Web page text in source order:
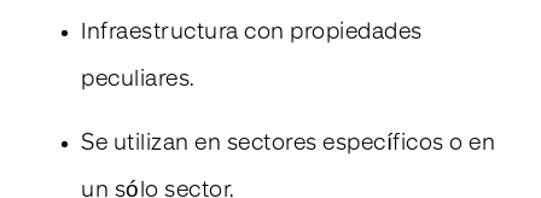
Infraestructura con propiedades
peculiares.
Se utilizan en sectores específicos o en
un sólo sector.